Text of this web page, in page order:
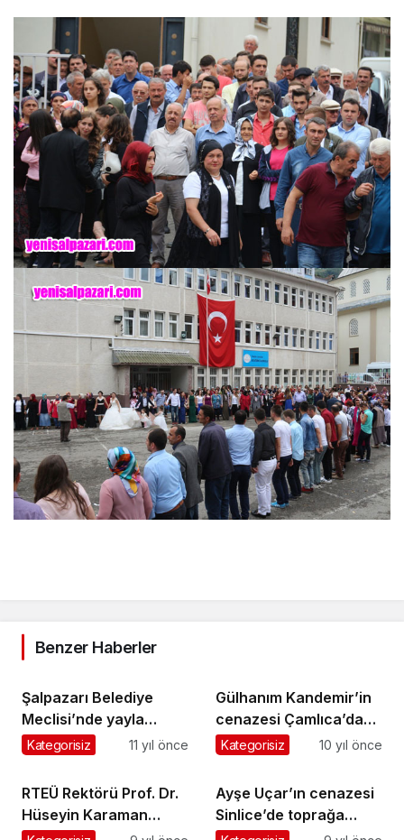
Benzer Haberler
Şalpazarı Belediye
Meclisi’nde yayla
şenlikleri ele alındı
Kategorisiz 11 yıl önce
Gülhanım Kandemir’in
cenazesi Çamlıca’da
toprağa verildi
Kategorisiz 10 yıl önce
RTEÜ Rektörü Prof. Dr.
Hüseyin Karaman
Gazetemizi ziyaret etti
Ayşe Uçar’ın cenazesi
Sinlice’de toprağa
verildi